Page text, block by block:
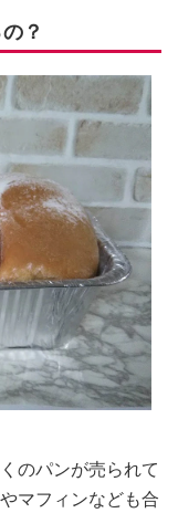
？
のパンが売られて
マフィンなども合